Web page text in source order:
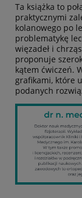
Ta książka to
praktycznymi
kolanowego po
problematykę
więzadeł i
proponuje
kątem ćwiczeń.
grafikami, które
podanych